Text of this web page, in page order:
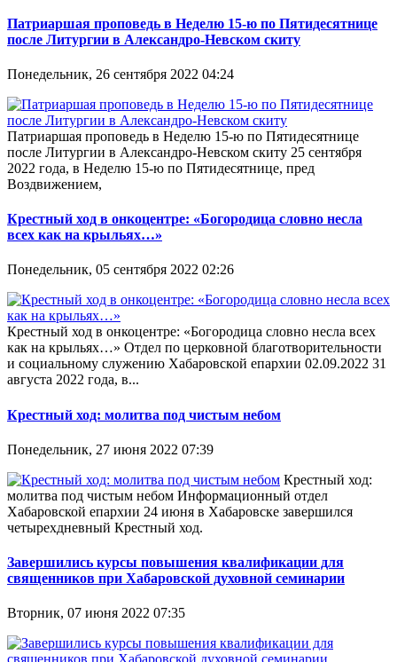
Патриаршая проповедь в Неделю 15-ю по Пятидесятнице
после Литургии в Александро-Невском скиту
Понедельник, 26 сентября 2022 04:24
Патриаршая проповедь в Неделю 15-ю по Пятидесятнице
после Литургии в Александро-Невском скиту 25 сентября
2022 года, в Неделю 15-ю по Пятидесятнице, пред
Воздвижением,
Крестный ход в онкоцентре: «Богородица словно несла
всех как на крыльях…»
Понедельник, 05 сентября 2022 02:26
Крестный ход в онкоцентре: «Богородица словно несла всех
как на крыльях…» Отдел по церковной благотворительности
и социальному служению Хабаровской епархии 02.09.2022 31
августа 2022 года, в...
Крестный ход: молитва под чистым небом
Понедельник, 27 июня 2022 07:39
Крестный ход:
молитва под чистым небом Информационный отдел
Хабаровской епархии 24 июня в Хабаровске завершился
четырехдневный Крестный ход.
Завершились курсы повышения квалификации для
священников при Хабаровской духовной семинарии
Вторник, 07 июня 2022 07:35